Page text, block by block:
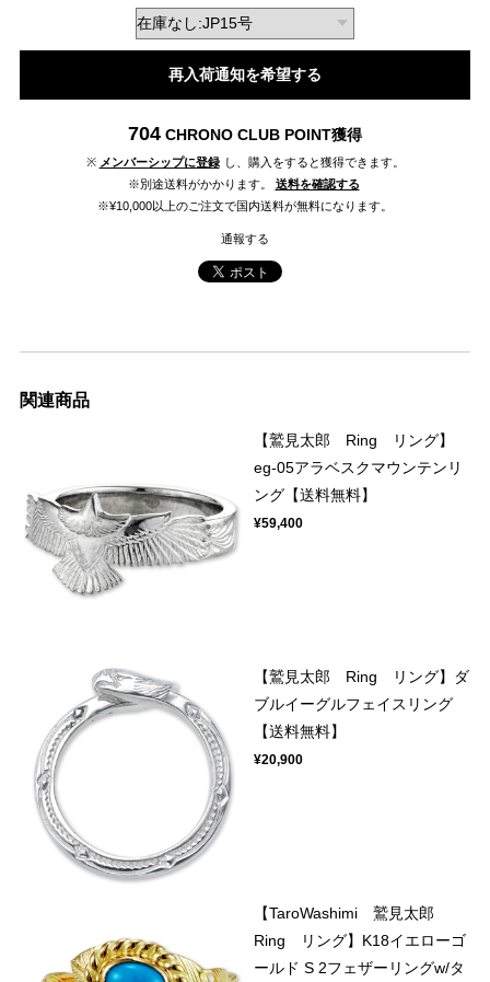
再入荷通知を希望する
704 CHRONO CLUB POINT獲得
※ メンバーシップに登録 し、購入をすると獲得できます。
※別途送料がかかります。
送料を確認する
※¥10,000以上のご注文で国内送料が無料になります。
通報する
関連商品
【鷲見太郎 Ring リング】
eg-05アラベスクマウンテンリ
ング【送料無料】
¥59,400
【鷲見太郎 Ring リング】ダ
ブルイーグルフェイスリング
【送料無料】
¥20,900
【TaroWashimi 鷲見太郎
Ring リング】K18イエローゴ
ールド S 2フェザーリングw/タ